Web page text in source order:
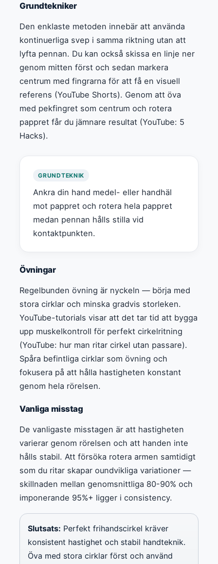
Grundtekniker
Den enklaste metoden innebär att använda
kontinuerliga svep i samma riktning utan att
lyfta pennan. Du kan också skissa en linje ner
genom mitten först och sedan markera
centrum med fingrarna för att få en visuell
referens (YouTube Shorts). Genom att öva
med pekfingret som centrum och rotera
pappret får du jämnare resultat (YouTube: 5
Hacks).
GRUNDTEKNIK
Ankra din hand medel- eller handhäl
mot pappret och rotera hela pappret
medan pennan hålls stilla vid
kontaktpunkten.
Övningar
Regelbunden övning är nyckeln — börja med
stora cirklar och minska gradvis storleken.
YouTube-tutorials visar att det tar tid att bygga
upp muskelkontroll för perfekt cirkelritning
(YouTube: hur man ritar cirkel utan passare).
Spåra befintliga cirklar som övning och
fokusera på att hålla hastigheten konstant
genom hela rörelsen.
Vanliga misstag
De vanligaste misstagen är att hastigheten
varierar genom rörelsen och att handen inte
hålls stabil. Att försöka rotera armen samtidigt
som du ritar skapar oundvikliga variationer —
skillnaden mellan genomsnittliga 80-90% och
imponerande 95%+ ligger i consistency.
Slutsats: Perfekt frihandscirkel kräver
konsistent hastighet och stabil handteknik.
Öva med stora cirklar först och använd